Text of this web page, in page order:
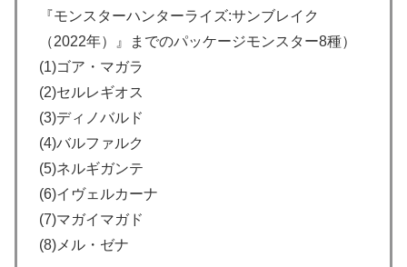
『モンスターハンターライズ:サンブレイク
（2022年）』までのパッケージモンスター8種）
(1)ゴア・マガラ
(2)セルレギオス
(3)ディノバルド
(4)バルファルク
(5)ネルギガンテ
(6)イヴェルカーナ
(7)マガイマガド
(8)メル・ゼナ